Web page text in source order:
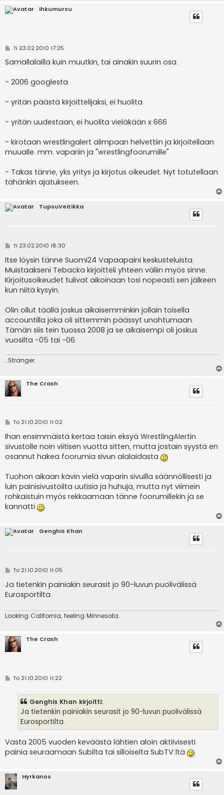
ihkumursu
V
e
s
i
Ti 23.02.2010 17:25
Samallalailla kuin muutkin, tai ainakin suurin osa.
- 2006 googlesta
- yritän päästä kirjoittelijaksi, ei huolita
- yritän uudestaan, ei huolita vieläkään x 666
- kirotaan wrestlingalert alimpaan helvettiin ja kirjoitellaan
muualle. mm. vapariin ja "wrestlingfoorumille"
- Takas tänne, yks yritys ja kirjotus oikeudet. Nyt totutellaan
tähänkin ajatukseen.
TupsuVeitikka
V
e
s
t
i
Ti 23.02.2010 18:30
Itse löysin tänne Suomi24 Vapaapaini keskusteluista.
Muistaakseni Tebacka kirjoitteli yhteen väliin myös sinne.
Kirjoitusoikeudet tulivat aikoinaan tosi nopeasti sen jälkeen
kun niitä kysyin.
Olin ollut täällä joskus aikaisemminkin jollain toisella
accountilla joka oli sittemmin päässyt unohtumaan.
Tämän siis tein tuossa 2008 ja se aikaisempi oli joskus
vuosilta -05 tai -06.
..Stranger.
The Crash
V
e
s
t
i
To 21.10.2010 11:02
Ihan ensimmäistä kertaa taisin eksyä WrestlingAlertin
sivustolle noin viitisen vuotta sitten, mutta jostain syystä en
osannut hakea foorumia sivun alalaidasta
Tuohon aikaan kävin vielä vaparin sivuilla säännöllisesti ja
luin painisivustoilta uutisia ja huhuja, mutta nyt viimein
rohkaistuin myös rekkaamaan tänne foorumillekin ja se
kannatti
Genghis Khan
V
e
s
t
To 21.10.2010 11:05
Ja tietenkin painiakin seurasit jo 90-luvun puolivälissä
Eurosportilta.
Looking California, feeling Minnesota.
The Crash
VTo 21.10.2010 11:22
Genghis Khan kirjoitti:
Ja tietenkin painiakin seurasit jo 90-luvun puolivälissä
Eurosportilta.
Vasta 2005 vuoden keväästä lähtien aloin aktiivisesti
painia seuraamaan Subilta tai silloiselta SubTV:ltä
Hyrkanos